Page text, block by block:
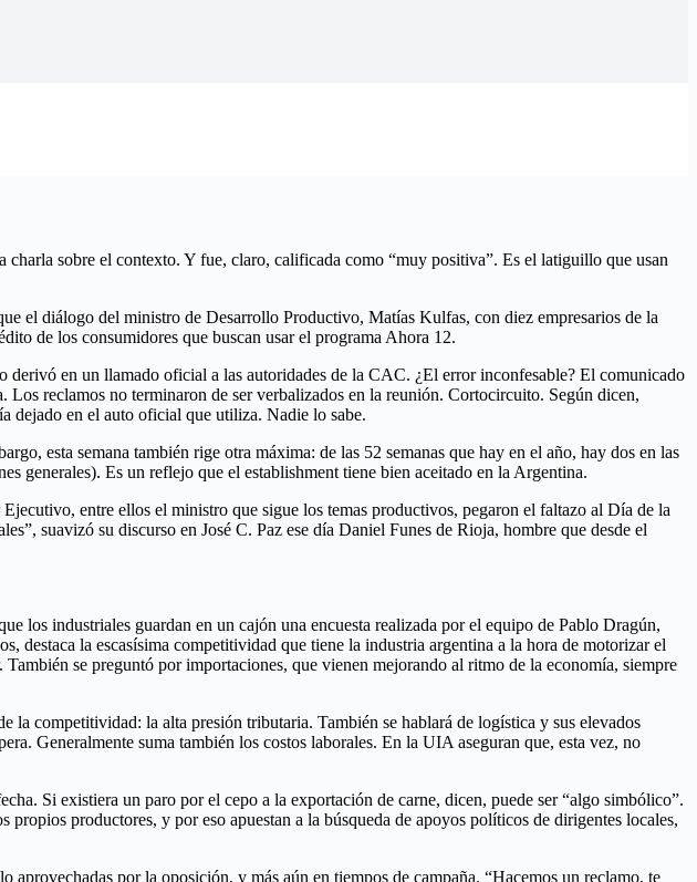
sobre el contexto. Y fue, claro, calificada como “muy positiva”. Es el latiguillo que usan
el diálogo del ministro de Desarrollo Productivo, Matías Kulfas, con diez empresarios de la
de los consumidores que buscan usar el programa Ahora 12.
en un llamado oficial a las autoridades de la CAC. ¿El error inconfesable? El comunicado
Los reclamos no terminaron de ser verbalizados en la reunión. Cortocircuito. Según dicen,
dejado en el auto oficial que utiliza. Nadie lo sabe.
esta semana también rige otra máxima: de las 52 semanas que hay en el año, hay dos en las
generales). Es un reflejo que el establishment tiene bien aceitado en la Argentina.
entre ellos el ministro que sigue los temas productivos, pegaron el faltazo al Día de la
suavizó su discurso en José C. Paz ese día Daniel Funes de Rioja, hombre que desde el
los industriales guardan en un cajón una encuesta realizada por el equipo de Pablo Dragún,
destaca la escasísima competitividad que tiene la industria argentina a la hora de motorizar el
se preguntó por importaciones, que vienen mejorando al ritmo de la economía, siempre
la competitividad: la alta presión tributaria. También se hablará de logística y sus elevados
Generalmente suma también los costos laborales. En la UIA aseguran que, esta vez, no
Si existiera un paro por el cepo a la exportación de carne, dicen, puede ser “algo simbólico”.
productores, y por eso apuestan a la búsqueda de apoyos políticos de dirigentes locales,
aprovechadas por la oposición, y más aún en tiempos de campaña. “Hacemos un reclamo, te